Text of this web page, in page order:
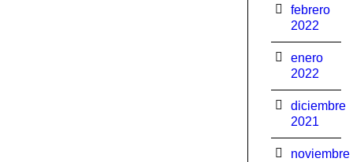
febrero
2022
enero
2022
diciembre
2021
noviembre